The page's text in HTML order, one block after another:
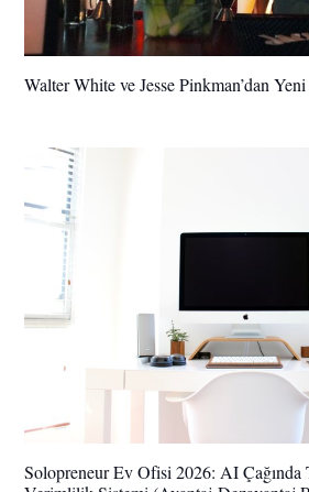
Walter White ve Jesse Pinkman’dan
Solopreneur Ev Ofisi 2026: AI